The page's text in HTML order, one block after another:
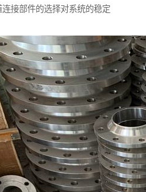
接部件的选择对系统的稳定